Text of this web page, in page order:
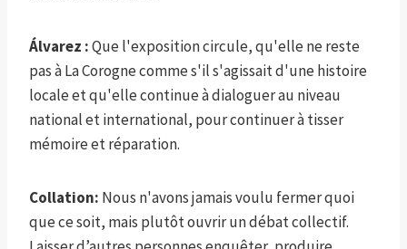
Álvarez :Que l'exposition circule, qu'elle ne reste
pas à La Corogne comme s'il s'agissait d'une histoire
locale et qu'elle continue à dialoguer au niveau
national et international, pour continuer à tisser
mémoire et réparation.
Collation: Nous n'avons jamais voulu fermer quoi
que ce soit, mais plutôt ouvrir un débat collectif.